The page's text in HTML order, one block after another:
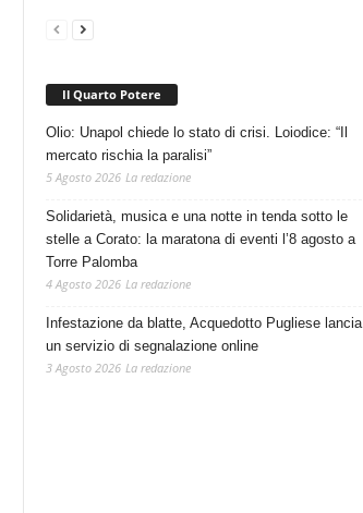
Il Quarto Potere
Olio: Unapol chiede lo stato di crisi. Loiodice: “Il
mercato rischia la paralisi”
5 Agosto 2026 La redazione
Solidarietà, musica e una notte in tenda sotto le
stelle a Corato: la maratona di eventi l’8 agosto a
Torre Palomba
4 Agosto 2026 La redazione
Infestazione da blatte, Acquedotto Pugliese lancia
un servizio di segnalazione online
3 Agosto 2026 La redazione